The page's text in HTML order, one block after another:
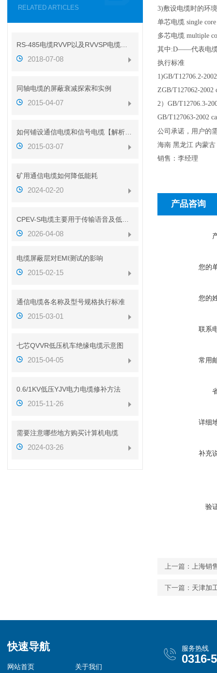
RELATED ARTICLES
2018-07-08
同轴电缆的屏蔽衰减探索和实例
2015-04-07
2015-03-07
矿用通信电缆如何降低能耗
2024-02-20
2026-04-08
电缆屏蔽层对EMI测试的影响
2015-02-15
通信电缆各名称及型号规格执行标准
2015-03-01
七芯QVVR低压机车绝缘电缆示意图
2015-04-05
0.6/1KV低压YJV电力电缆修补方法
2015-11-26
需要注意哪些地方购买计算机电缆
2024-03-26
3)敷设电缆时的环
单芯电缆 single core
多芯电缆 multiple
其中:D——代表电
执行标准
1)GB/T12706.2-
ZGB/T127062-2002
2）GB/T12706.3-
GB/T127063-2002
公司承诺，用户的
海南 黑龙江 内蒙
销售：李经理
产品咨询
您的
您的
联系
常用
详细
补充
验
上一篇： 上海销
下一篇： 天津加
快速导航
网站首页 关于我们
服务热线
0316-